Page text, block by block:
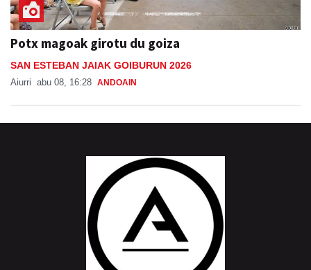
Potx magoak girotu du goiza
SAN ESTEBAN JAIAK GOIBURUN 2026
Aiurri abu 08, 16:28 ANDOAIN